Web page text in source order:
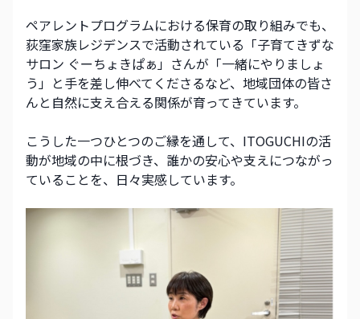
ペアレントプログラムにおける保育の取り組みでも、
荻窪家族レジデンスで活動されている「子育てきずな
サロン ぐーちょきぱぁ」さんが「一緒にやりましょ
う」と手を差し伸べてくださるなど、地域団体の皆さ
んと自然に支え合える関係が育ってきています。
こうした一つひとつのご縁を通して、ITOGUCHIの活
動が地域の中に根づき、誰かの安心や支えにつながっ
ていることを、日々実感しています。